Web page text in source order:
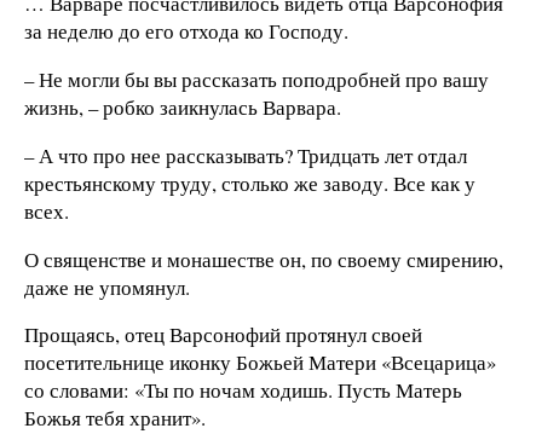
за неделю до его отхода ко Господу.
– Не могли бы вы рассказать поподробней про вашу
жизнь, – робко заикнулась Варвара.
– А что про нее рассказывать? Тридцать лет отдал
крестьянскому труду, столько же заводу. Все как у
всех.
О священстве и монашестве он, по своему смирению,
даже не упомянул.
Прощаясь, отец Варсонофий протянул своей
посетительнице иконку Божьей Матери «Всецарица»
со словами: «Ты по ночам ходишь. Пусть Матерь
Божья тебя хранит».